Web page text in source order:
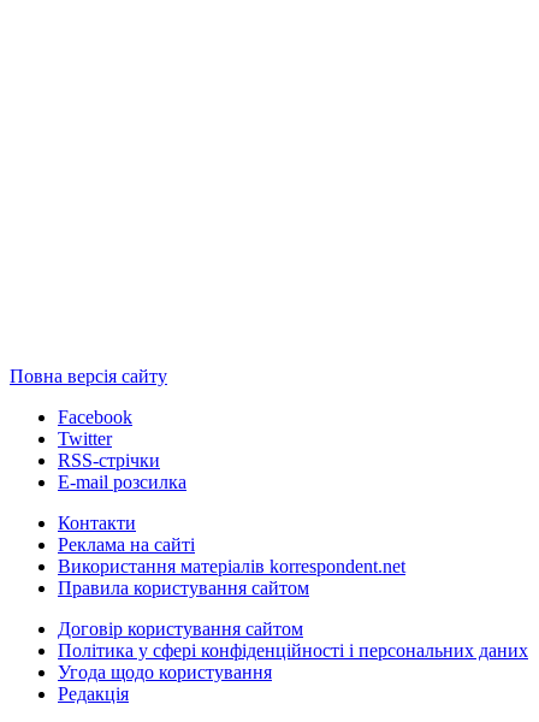
Повна версія сайту
Facebook
Twitter
RSS-стрічки
E-mail розсилка
Контакти
Реклама на сайті
Використання матеріалів korrespondent.net
Правила користування сайтом
Договір користування сайтом
Політика у сфері конфіденційності і персональних даних
Угода щодо користування
Редакція